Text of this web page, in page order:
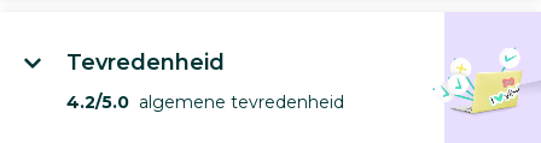
Tevredenheid
4.2/5.0 algemene tevredenheid